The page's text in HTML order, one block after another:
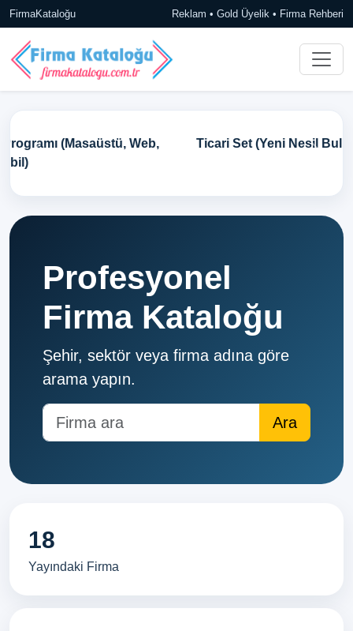
FirmaKataloğu Reklam • Gold Üyelik • Firma Rehberi
Ticari Set (Yeni Nesil Bulut Tabanlı Ön Muhasebe)
Profesyonel
Firma Kataloğu
Şehir, sektör veya firma adına göre
arama yapın.
18
Yayındaki Firma